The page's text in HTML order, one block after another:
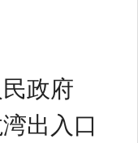
民政府
出入口